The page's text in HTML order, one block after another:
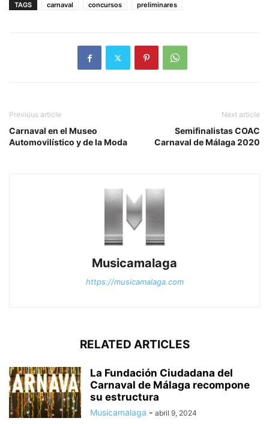
TAGS carnaval concursos preliminares
Previous article
Carnaval en el Museo
Automovilístico y de la Moda
Next article
Semifinalistas COAC
Carnaval de Málaga 2020
Musicamalaga
https://musicamalaga.com
RELATED ARTICLES
La Fundación Ciudadana del
Carnaval de Málaga recompone
su estructura
Musicamalaga - abril 9, 2024